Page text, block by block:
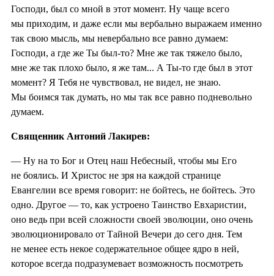
Господи, был со мной в этот момент. Ну чаще всего
мы приходим, и даже если мы вербально выражаем именно
так свою мысль, мы невербально все равно думаем:
Господи, а где же Ты был-то? Мне же так тяжело было,
мне же так плохо было, я же там... А Ты-то где был в этот
момент? Я Тебя не чувствовал, не видел, не знаю.
Мы боимся так думать, но мы так все равно подневольно
думаем.
Священник Антоний Лакирев:
— Ну на то Бог и Отец наш Небесный, чтобы мы Его
не боялись. И Христос не зря на каждой странице
Евангелии все время говорит: не бойтесь, не бойтесь. Это
одно. Другое — то, как устроено Таинство Евхаристии,
оно ведь при всей сложности своей эволюции, оно очень
эволюционировало от Тайной Вечери до сего дня. Тем
не менее есть некое содержательное общее ядро в ней,
которое всегда подразумевает возможность посмотреть